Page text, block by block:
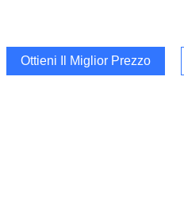
Ottieni Il Miglior Prezzo